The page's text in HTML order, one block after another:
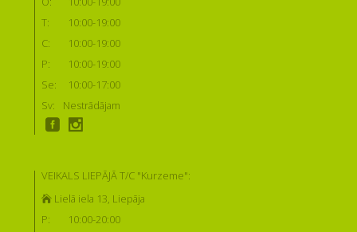
T:
10:00-19:00
C:
10:00-19:00
P:
10:00-19:00
Se:
10:00-17:00
Sv:
Nestrādājam
VEIKALS LIEPĀJĀ T/C "Kurzeme":
Lielā iela 13, Liepāja
P:
10:00-20:00